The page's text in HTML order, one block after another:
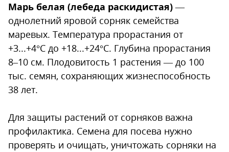
Марь белая (лебеда раскидистая)—
однолетний яровой сорняк семейства
маревых. Температура прорастания от
+3...+4°C до +18...+24°C. Глубина прорастания
8–10 см. Плодовитость 1 растения — до 100
тыс. семян, сохраняющих жизнеспособность
38 лет.
Для защиты растений от сорняков важна
профилактика. Семена для посева нужно
проверять и очищать, уничтожать сорняки на